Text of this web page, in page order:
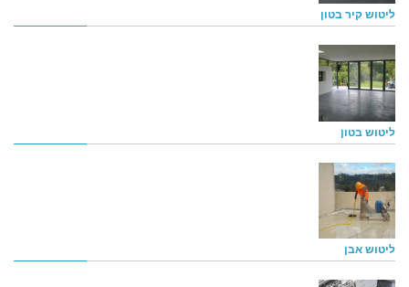
ליטוש קיר בטון
ליטוש בטון
ליטוש אבן